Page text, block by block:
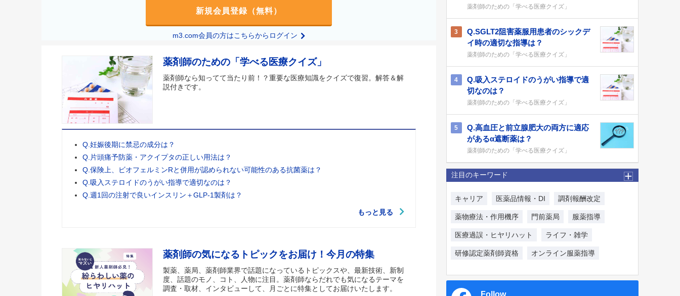
新規会員登録（無料）
m3.com会員の方はこちらからログイン
薬剤師のための「学べる医療クイズ」
薬剤師なら知ってて当たり前！？重要な医療知識をクイズで復習。解答＆解
説付きです。
Q.妊娠後期に禁忌の成分は？
Q.片頭痛予防薬・アクイプタの正しい用法は？
Q.保険上、ビオフェルミンRと併用が認められない可能性のある抗菌薬は？
Q.吸入ステロイドのうがい指導で適切なのは？
Q.週1回の注射で良いインスリン＋GLP-1製剤は？
もっと見る
薬剤師の気になるトピックをお届け！今月の特集
製薬、薬局、薬剤師業界で話題になっているトピックスや、最新技術、新制
度、話題のモノ、コト、人物に注目。薬剤師ならだれでも気になるテーマを
調査・取材、インタビューして、月ごとに特集としてお届けいたします。
薬剤師のための「学べる医療クイズ」
3
Q.SGLT2阻害薬服用患者のシックデ
イ時の適切な指導は？
薬剤師のための「学べる医療クイズ」
4
Q.吸入ステロイドのうがい指導で適
切なのは？
薬剤師のための「学べる医療クイズ」
5
Q.高血圧と前立腺肥大の両方に適応
があるα遮断薬は？
薬剤師のための「学べる医療クイズ」
注目のキーワード
キャリア 医薬品情報・DI 調剤報酬改定
薬物療法・作用機序 門前薬局 服薬指導
医療過誤・ヒヤリハット ライフ・雑学
研修認定薬剤師資格 オンライン服薬指導